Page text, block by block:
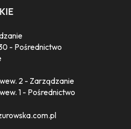
- Pośrednictwo
2 - Zarządzanie
1 - Pośrednictwo